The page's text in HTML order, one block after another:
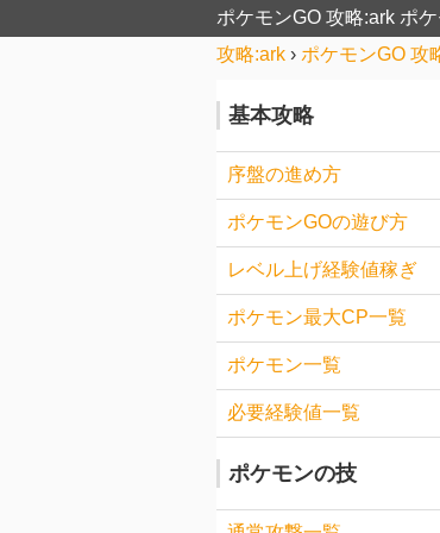
ポケモンGO 攻略:ark ポ
攻略:ark › ポケモンGO 攻
基本攻略
序盤の進め方
ポケモンGOの遊び方
レベル上げ経験値稼ぎ
ポケモン最大CP一覧
ポケモン一覧
必要経験値一覧
ポケモンの技